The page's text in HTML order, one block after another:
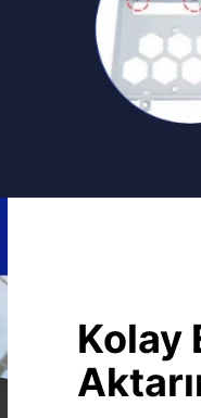
Kolay